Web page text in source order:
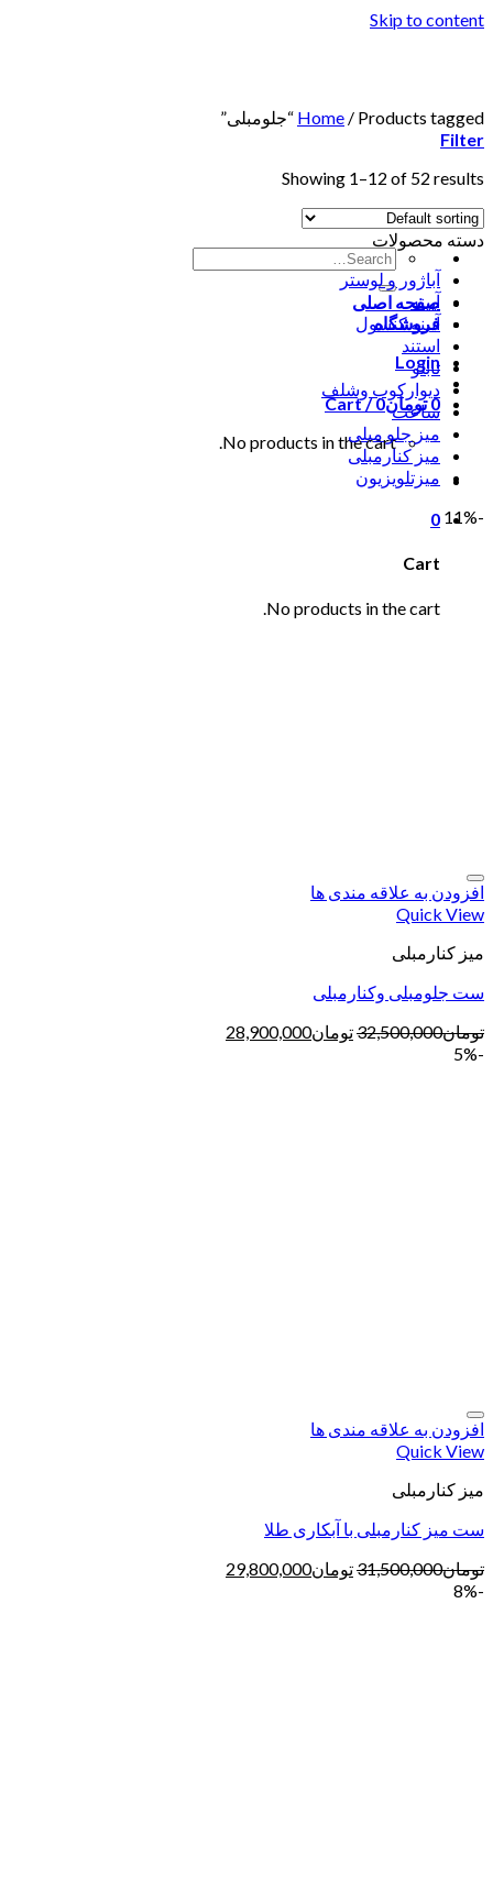
Skip to content
صفحه اصلی
فروشگاه
Login
Cart / تومان0
0
No products in the cart.
0
Cart
No products in the cart.
Home / Products tagged “جلومبلی”
Filter
Showing 1–12 of 52 results
دسته محصولات
آباژور و لوستر
آیینه
آیینه کنسول
استند
تابلو
دیوارکوب وشلف
ساعت
میز جلو مبلی
میز کنارمبلی
میزتلویزیون
-11%
افزودن به علاقه مندی ها
Quick View
میز کنارمبلی
ست جلومبلی وکنارمبلی
تومان32,500,000تومان28,900,000
-5%
افزودن به علاقه مندی ها
Quick View
میز کنارمبلی
ست میز کنارمبلی با آبکاری طلا
تومان31,500,000تومان29,800,000
-8%